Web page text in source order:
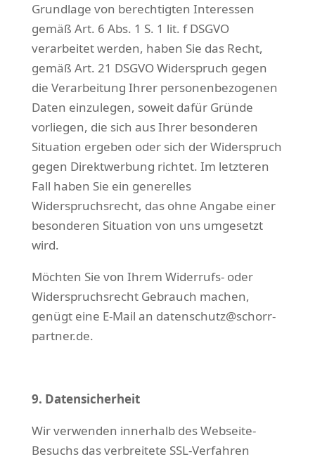
Grundlage von berechtigten Interessen
gemäß Art. 6 Abs. 1 S. 1 lit. f DSGVO
verarbeitet werden, haben Sie das Recht,
gemäß Art. 21 DSGVO Widerspruch gegen
die Verarbeitung Ihrer personenbezogenen
Daten einzulegen, soweit dafür Gründe
vorliegen, die sich aus Ihrer besonderen
Situation ergeben oder sich der Widerspruch
gegen Direktwerbung richtet. Im letzteren
Fall haben Sie ein generelles
Widerspruchsrecht, das ohne Angabe einer
besonderen Situation von uns umgesetzt
wird.
Möchten Sie von Ihrem Widerrufs- oder
Widerspruchsrecht Gebrauch machen,
genügt eine E-Mail an datenschutz@schorr-
partner.de.
9. Datensicherheit
Wir verwenden innerhalb des Webseite-
Besuchs das verbreitete SSL-Verfahren